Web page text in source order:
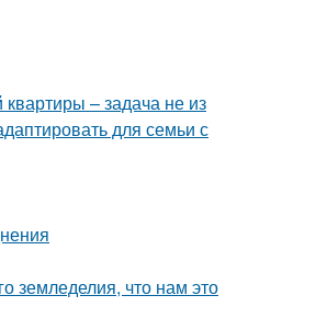
– задача не из
для семьи с
земледелия, что нам это